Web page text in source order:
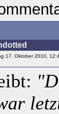
17. Oktober 2010,